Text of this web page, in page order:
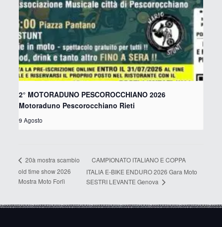
2° MOTORADUNO PESCOROCCHIANO 2026
Motoraduno Pescorocchiano Rieti
9 Agosto
20à mostra scambio
old time show 2026
Mostra Moto Forlì
CAMPIONATO ITALIANO E COPPA
ITALIA E-BIKE ENDURO 2026 Gara Moto
SESTRI LEVANTE Genova